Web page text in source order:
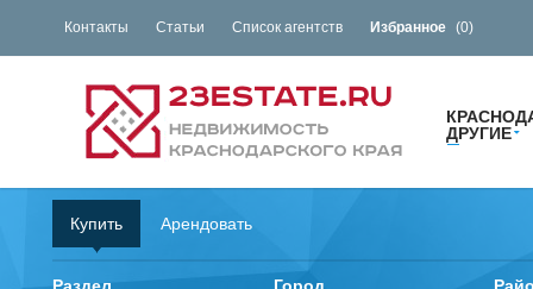
Контакты Статьи Список агентств Избранное (0)
ДРУГИЕ
Купить Арендовать